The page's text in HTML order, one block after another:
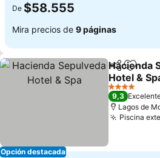
De $58.555
Mira precios de 9 páginas
Opción destacada
Compartir
Hacienda
Hotel &
4 Estrellas
9,3
Lagos de
Piscina